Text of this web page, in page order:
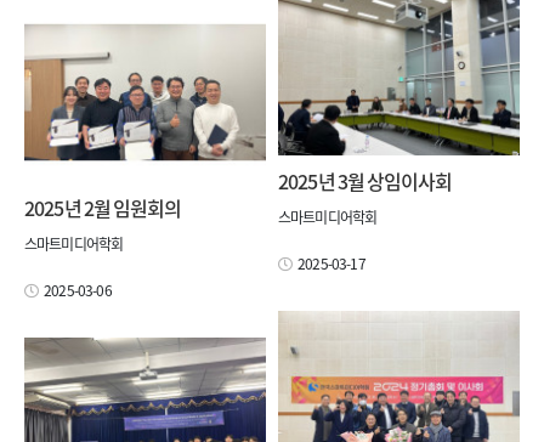
2025년 3월 상임이사회
스마트미디어학회
2025-03-17
2025년 2월 임원회의
스마트미디어학회
2025-03-06